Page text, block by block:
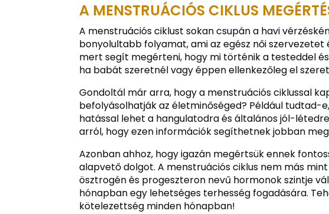
A MENSTRUÁCIÓS CIKLUS
A menstruációs ciklust sokan csupán a havi
bonyolultabb folyamat, ami az egész női
mert segít megérteni, hogy mi történik a testeddel
ha babát szeretnél vagy éppen ellenkezőleg el
Gondoltál már arra, hogy a menstruációs ciklussal
befolyásolhatják az életminőséged? Például tudtad-
hatással lehet a hangulatodra és általános jól-
arról, hogy ezen információk segíthetnek jobban
Azonban ahhoz, hogy igazán megértsük ennek
alapvető dolgot. A menstruációs ciklus nem más
ösztrogén és progeszteron nevű hormonok szintje
hónapban egy lehetséges terhesség fogadására.
kötelezettség minden hónapban!